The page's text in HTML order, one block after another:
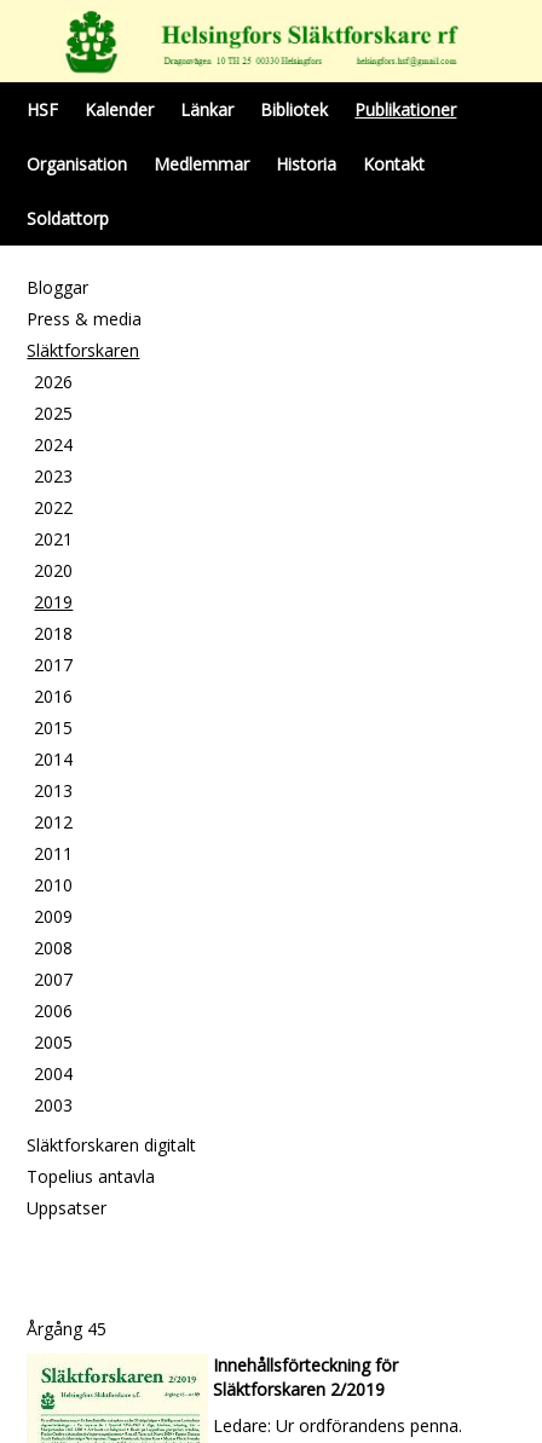
HSF Kalender Länkar Bibliotek Publikationer
Organisation Medlemmar Historia Kontakt
Soldattorp
Bloggar
Press & media
Släktforskaren
2026
2025
2024
2023
2022
2021
2020
2019
2018
2017
2016
2015
2014
2013
2012
2011
2010
2009
2008
2007
2006
2005
2004
2003
Släktforskaren digitalt
Topelius antavla
Uppsatser
Årgång 45
Innehållsförteckning för
Släktforskaren 2/2019
Ledare: Ur ordförandens penna.